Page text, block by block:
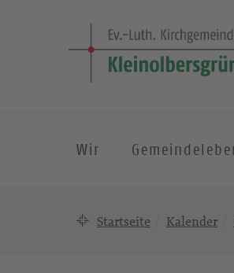
Wir
Startseite Kalender